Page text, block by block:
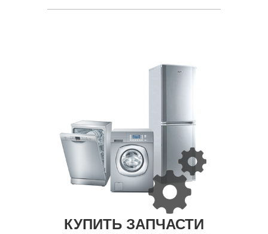
КУПИТЬ ЗАПЧАСТИ